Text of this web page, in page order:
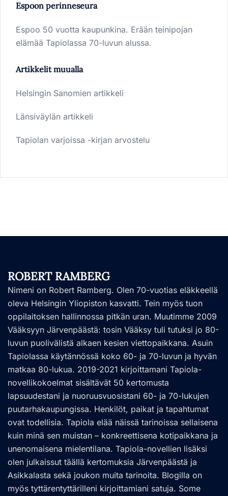
Espoon perinneseura
Espoo 50 vuotta kaupunkina. Erään teinipojan
elämää Tapiolassa 70-luvun alussa.
Artikkelit muualla
Helsingin Sanomien artikkeli
Länsiväylän artikkeli
Tapiolan varjoissa -kirjan arvostelu
ROBERT RAMBERG
Nimeni on Robert Ramberg. Olen 70-vuotias eläkkeellä
oleva Helsingin Yliopiston kasvatti. Tein myös tuon
oppilaitoksen hallinnossa pitkän uran. Muutimme 2009
Vääksyyn Järvenpäästä: tosin Vääksy tuli tutuksi jo 80-
luvun puolivälistä alkaen kesien viettopaikkana. Asuin
Tapiolassa käytännössä koko 60- ja 70-luvun ja hyvän
matkaa 80-lukua. 2019-2021 kirjoittamani Tapiola-
novellikokoelmat sisältävät 50 kertomusta
lapsuudestani ja nuoruusvuosistani 60- ja 70-lukujen
puutarhakaupungissa. Henkilöt, paikat ja tapahtumat
ovat todellisia. Tapiola elää näissä tarinoissa sellaisena
kuin minä sen muistan – konkreettisena kotipaikkana ja
unenomaisena mielentilana. Tapiola-novellien lisäksi
olen julkaissut täällä kertomuksia Järvenpäästä ja
Asikkalasta sekä joukon muita tarinoita. Blogilla on
myös tyttärentyttärilleni kirjoittamiani satuja. Some